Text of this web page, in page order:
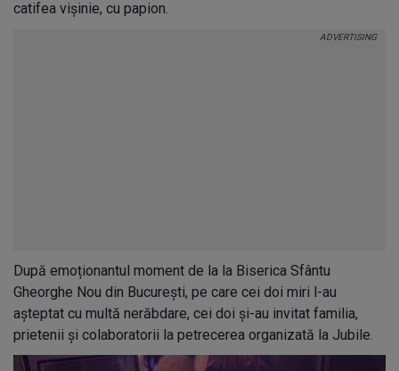
catifea vișinie, cu papion.
După emoționantul moment de la la Biserica Sfântu
Gheorghe Nou din București, pe care cei doi miri l-au
așteptat cu multă nerăbdare, cei doi și-au invitat familia,
prietenii și colaboratorii la petrecerea organizată la Jubile.